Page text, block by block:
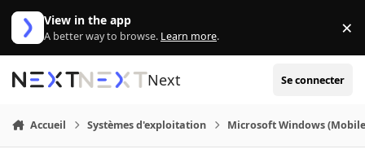
Aller au contenu
View in the app
A better way to browse. Learn more. ×
Next Se connecter
Accueil Systèmes d'exploitation Microsoft Windows